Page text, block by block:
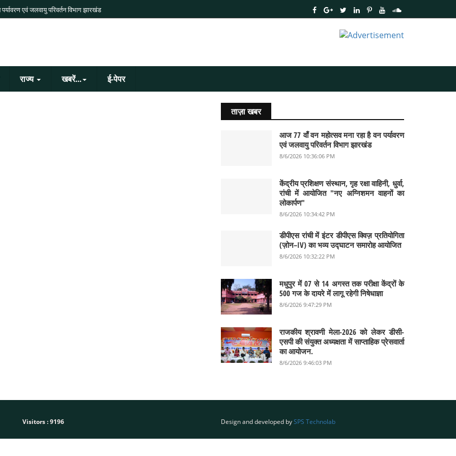
एवं जलवायु परिवर्तन विभाग झारखंड
राज्य खबरें... ई-पेपर
ताज़ा खबर
आज 77 वाँ वन महोत्सव मना रहा है वन पर्यावरण
एवं जलवायु परिवर्तन विभाग झारखंड
8/6/2026 10:36:06 PM
केंद्रीय प्रशिक्षण संस्थान, गृह रक्षा वाहिनी, धुर्वा,
रांची में आयोजित "नए अग्निशमन वाहनों का
लोकार्पण"
8/6/2026 10:34:42 PM
डीपीएस रांची में इंटर डीपीएस क्विज़ प्रतियोगिता
(ज़ोन–IV) का भव्य उद्घाटन समारोह आयोजित
8/6/2026 10:32:22 PM
मधुपुर में 07 से 14 अगस्त तक परीक्षा केंद्रों के
500 गज के दायरे में लागू रहेगी निषेधाज्ञा
8/6/2026 9:47:29 PM
राजकीय श्रावणी मेला-2026 को लेकर डीसी-
एसपी की संयुक्त अध्यक्षता में साप्ताहिक प्रेसवार्ता
का आयोजन.
8/6/2026 9:46:03 PM
Visitors :9196 Design and developed bySPS Technolab